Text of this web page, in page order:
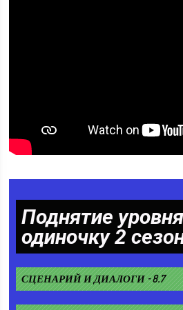
Поднятие
одиночку 2
СЦЕНАРИЙ И ДИАЛОГИ - 8.7